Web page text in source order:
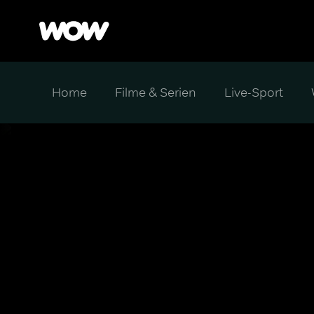
Home Filme & Serien Live-Sport